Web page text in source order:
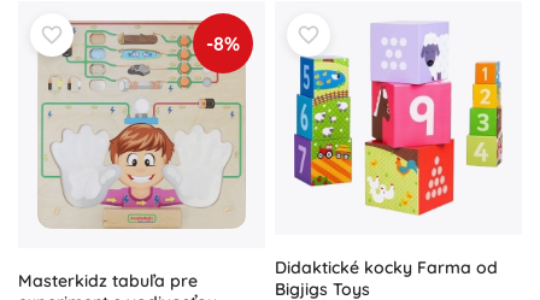
-8%
Masterkidz tabuľa pre
Didaktické kocky Farma od
Bigjigs Toys